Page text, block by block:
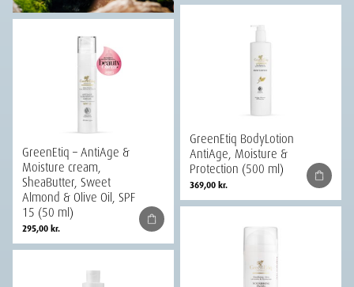
GreenEtiq BodyLotion
AntiAge, Moisture &
Protection (500 ml)
369,00kr.
GreenEtiq – AntiAge &
Moisture cream,
SheaButter, Sweet
Almond & Olive Oil, SPF
15 (50 ml)
295,00kr.